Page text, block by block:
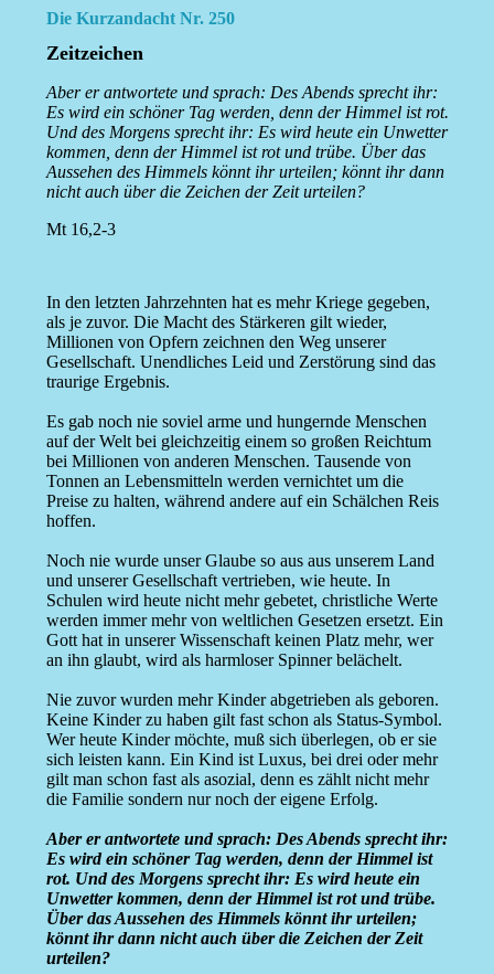
Die Kurzandacht Nr. 250
Zeitzeichen
Aber er antwortete und sprach: Des Abends sprecht ihr:
Es wird ein schöner Tag werden, denn der Himmel ist rot.
Und des Morgens sprecht ihr: Es wird heute ein Unwetter
kommen, denn der Himmel ist rot und trübe. Über das
Aussehen des Himmels könnt ihr urteilen; könnt ihr dann
nicht auch über die Zeichen der Zeit urteilen?
Mt 16,2-3
In den letzten Jahrzehnten hat es mehr Kriege gegeben,
als je zuvor. Die Macht des Stärkeren gilt wieder,
Millionen von Opfern zeichnen den Weg unserer
Gesellschaft. Unendliches Leid und Zerstörung sind das
traurige Ergebnis.
Es gab noch nie soviel arme und hungernde Menschen
auf der Welt bei gleichzeitig einem so großen Reichtum
bei Millionen von anderen Menschen. Tausende von
Tonnen an Lebensmitteln werden vernichtet um die
Preise zu halten, während andere auf ein Schälchen Reis
hoffen.
Noch nie wurde unser Glaube so aus aus unserem Land
und unserer Gesellschaft vertrieben, wie heute. In
Schulen wird heute nicht mehr gebetet, christliche Werte
werden immer mehr von weltlichen Gesetzen ersetzt. Ein
Gott hat in unserer Wissenschaft keinen Platz mehr, wer
an ihn glaubt, wird als harmloser Spinner belächelt.
Nie zuvor wurden mehr Kinder abgetrieben als geboren.
Keine Kinder zu haben gilt fast schon als Status-Symbol.
Wer heute Kinder möchte, muß sich überlegen, ob er sie
sich leisten kann. Ein Kind ist Luxus, bei drei oder mehr
gilt man schon fast als asozial, denn es zählt nicht mehr
die Familie sondern nur noch der eigene Erfolg.
Aber er antwortete und sprach: Des Abends sprecht ihr:
Es wird ein schöner Tag werden, denn der Himmel ist
rot. Und des Morgens sprecht ihr: Es wird heute ein
Unwetter kommen, denn der Himmel ist rot und trübe.
Über das Aussehen des Himmels könnt ihr urteilen;
könnt ihr dann nicht auch über die Zeichen der Zeit
urteilen?